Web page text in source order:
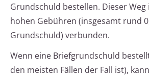
Grundschuld bestellen. Dieser
hohen Gebühren (insgesamt rund
Grundschuld) verbunden.
Wenn eine Briefgrundschuld
den meisten Fällen der Fall ist),